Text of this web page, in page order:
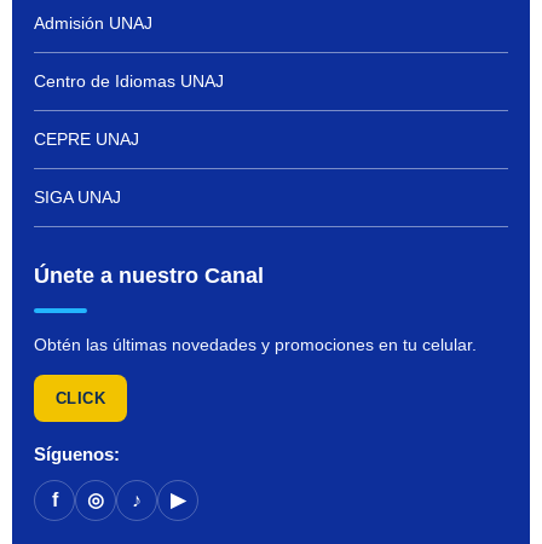
Admisión UNAJ
Centro de Idiomas UNAJ
CEPRE UNAJ
SIGA UNAJ
Únete a nuestro Canal
Obtén las últimas novedades y promociones en tu celular.
CLICK
Síguenos:
f ◎ ♪ ▶